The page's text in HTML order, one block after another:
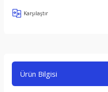
Karşılaştır
Ürün Bilgisi